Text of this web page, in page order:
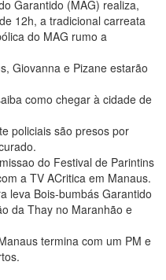
Garantido (MAG) realiza,
12h, a tradicional carreata
do MAG rumo a
Giovanna e Pizane estarão
como chegar à cidade de
policiais são presos por
do Festival de Parintins
a TV ACritica em Manaus.
leva Bois-bumbás Garantido
da Thay no Maranhão e
termina com um PM e